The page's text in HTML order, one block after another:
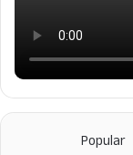
Popular